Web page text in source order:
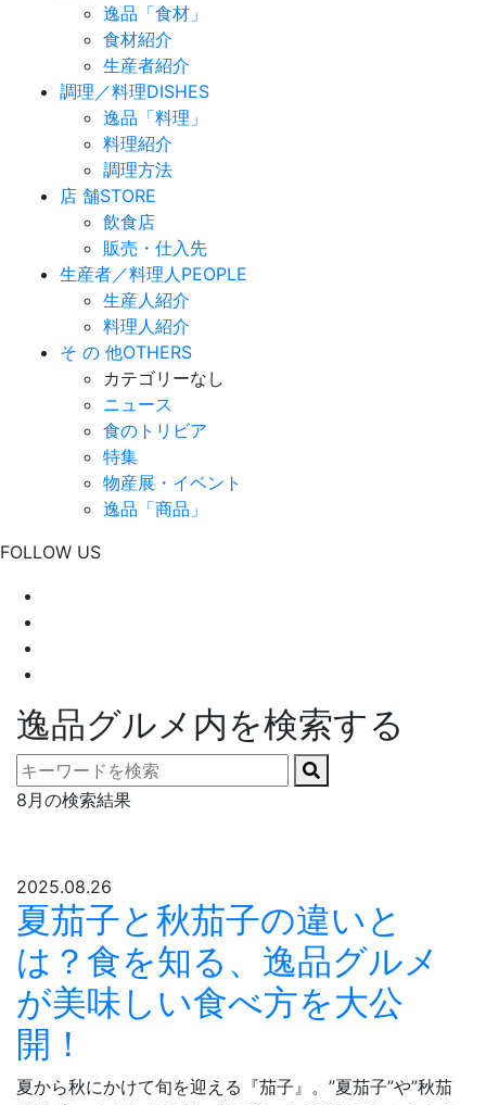
逸品「食材」
食材紹介
生産者紹介
調理／料理DISHES
逸品「料理」
料理紹介
調理方法
店 舗STORE
飲食店
販売・仕入先
生産者／料理人PEOPLE
生産人紹介
料理人紹介
そ の 他OTHERS
カテゴリーなし
ニュース
食のトリビア
特集
物産展・イベント
逸品「商品」
FOLLOW US
逸品グルメ内を検索する
8月の検索結果
2025.08.26
夏茄子と秋茄子の違いと
は？食を知る、逸品グルメ
が美味しい食べ方を大公
開！
夏から秋にかけて旬を迎える『茄子』。”夏茄子”や”秋茄